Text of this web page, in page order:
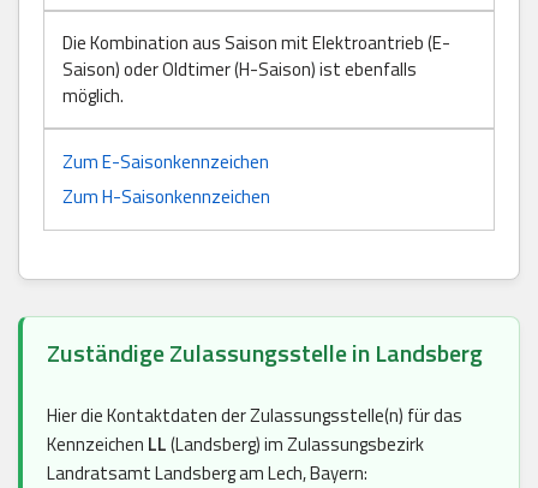
Die Kombination aus Saison mit Elektroantrieb (E-
Saison) oder Oldtimer (H-Saison) ist ebenfalls
möglich.
Zum E-Saisonkennzeichen
Zum H-Saisonkennzeichen
Zuständige Zulassungsstelle in Landsberg
Hier die Kontaktdaten der Zulassungsstelle(n) für das
Kennzeichen LL(Landsberg) im Zulassungsbezirk
Landratsamt Landsberg am Lech, Bayern: